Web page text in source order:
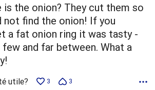
is the onion? They cut them so
not find the onion! If you
a fat onion ring it was tasty -
and far between. What a
utile? 3 3